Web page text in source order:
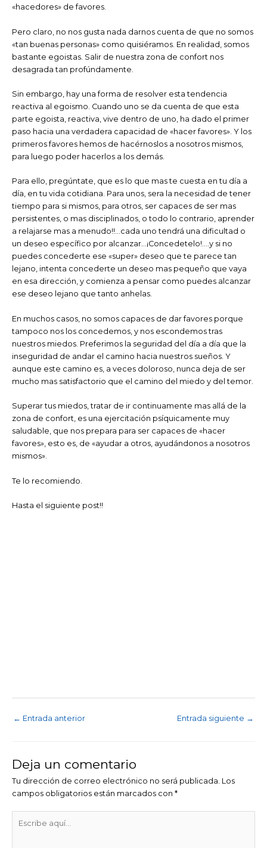
«hacedores» de favores.
Pero claro, no nos gusta nada darnos cuenta de que no somos
«tan buenas personas» como quisiéramos. En realidad, somos
bastante egoistas. Salir de nuestra zona de confort nos
desagrada tan profúndamente.
Sin embargo, hay una forma de resolver esta tendencia
reactiva al egoismo. Cuando uno se da cuenta de que esta
parte egoista, reactiva, vive dentro de uno, ha dado el primer
paso hacia una verdadera capacidad de «hacer favores». Y los
primeros favores hemos de hacérnoslos a nosotros mismos,
para luego poder hacerlos a los demás.
Para ello, pregúntate, que es lo que mas te cuesta en tu día a
día, en tu vida cotidiana. Para unos, sera la necesidad de tener
tiempo para si mismos, para otros, ser capaces de ser mas
persistentes, o mas disciplinados, o todo lo contrario, aprender
a relajarse mas a menudo!!…cada uno tendrá una dificultad o
un deseo específico por alcanzar…¡Concedetelo!….y si no
puedes concederte ese «super» deseo que te parece tan
lejano, intenta concederte un deseo mas pequeño que vaya
en esa dirección, y comienza a pensar como puedes alcanzar
ese deseo lejano que tanto anhelas.
En muchos casos, no somos capaces de dar favores porque
tampoco nos los concedemos, y nos escondemos tras
nuestros miedos. Preferimos la seguridad del día a día que la
inseguridad de andar el camino hacia nuestros sueños. Y
aunque este camino es, a veces doloroso, nunca deja de ser
mucho mas satisfactorio que el camino del miedo y del temor.
Superar tus miedos, tratar de ir continuamente mas allá de la
zona de confort, es una ejercitación psíquicamente muy
saludable, que nos prepara para ser capaces de «hacer
favores», esto es, de «ayudar a otros, ayudándonos a nosotros
mismos».
Te lo recomiendo.
Hasta el siguiente post!!
← Entrada anterior Entrada siguiente →
Deja un comentario
Tu dirección de correo electrónico no será publicada. Los
campos obligatorios están marcados con *